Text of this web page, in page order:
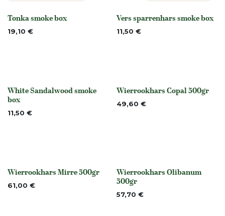
None
Tonka smoke box
19,10 € None
Vers sparrenhars smoke box
11,50 €
None
White Sandalwood smoke
box
11,50 €
None
Wierrookhars Copal 500gr
49,60 €
None
Wierrookhars Mirre 500gr
61,00 € None
Wierrookhars Olibanum
500gr
57,70 €